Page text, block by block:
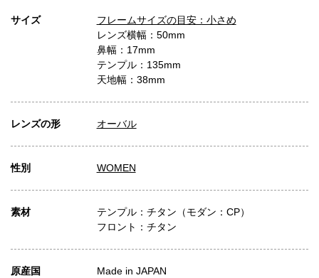
サイズ
フレームサイズの目安：小さめ
レンズ横幅：50mm
鼻幅：17mm
テンプル：135mm
天地幅：38mm
レンズの形 オーバル
性別 WOMEN
素材
テンプル：チタン（モダン：CP）
フロント：チタン
原産国 Made in JAPAN